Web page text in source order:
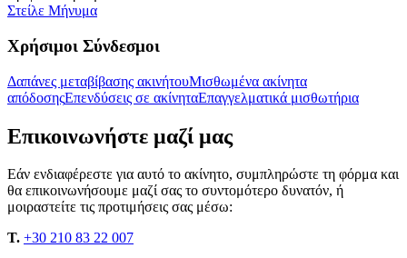
Στείλε Μήνυμα
Χρήσιμοι Σύνδεσμοι
Δαπάνες μεταβίβασης ακινήτουΜισθωμένα ακίνητα
απόδοσηςΕπενδύσεις σε ακίνηταΕπαγγελματικά μισθωτήρια
Επικοινωνήστε μαζί μας
Εάν ενδιαφέρεστε για αυτό το ακίνητο, συμπληρώστε τη φόρμα και
θα επικοινωνήσουμε μαζί σας το συντομότερο δυνατόν, ή
μοιραστείτε τις προτιμήσεις σας μέσω:
T. +30 210 83 22 007